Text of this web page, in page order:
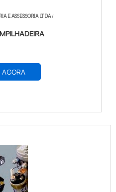
E ASSESSORIA LTDA/